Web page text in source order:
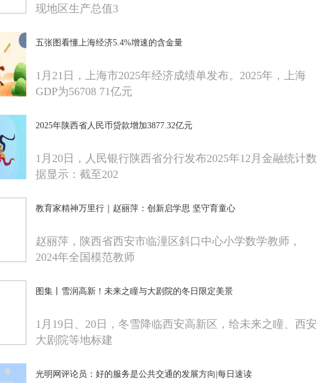
现地区生产总值3
五张图看懂上海经济5.4%增速的含金量
1月21日，上海市2025年经济成绩单发布。2025年，上海
GDP为56708 71亿元
2025年陕西省人民币贷款增加3877.32亿元
1月20日，人民银行陕西省分行发布2025年12月金融统计数
据显示：截至202
教育家精神万里行｜赵丽萍：创新启学思 坚守育童心
赵丽萍，陕西省西安市临潼区斜口中心小学数学教师，
2024年全国模范教师
图集丨雪润高新！未来之瞳与大剧院的冬日限定美景
1月19日、20日，冬雪降临西安高新区，给未来之瞳、西安
大剧院等地标建
光明网评论员：好的服务是公共交通的发展方向|每日速读